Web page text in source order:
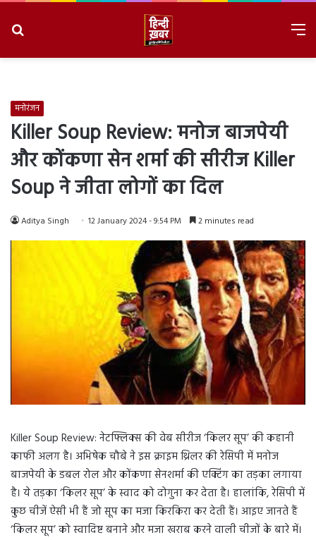
मनोरंजन
Killer Soup Review: मनोज बाजपेयी
और कोंकणा सेन शर्मा की सीरीज Killer
Soup ने जीता लोगों का दिल
Aditya Singh 12 January 2024 - 9:54 PM 2 minutes read
Killer Soup Review: नेटफ्लिक्स की वेब सीरीज ‘किलर सूप’ की कहानी
काफी अलग है। अभिषेक चौबे ने इस क्राइम थ्रिलर की रेसिपी में मनोज
बाजपेयी के डबल रोल और कोंकणा सेनशर्मा की एक्टिंग का तड़का लगाया
है। ये तड़का ‘किलर सूप’ के स्वाद को दोगुना कर देता है। हालांकि, रेसिपी में
कुछ चीजें ऐसी भी हैं जो सूप का मजा किरकिरा कर देती हैं। आइए जानते हैं
‘किलर सूप’ को स्वादिष्ट बनाने और मजा खराब करने वाली चीजों के बारे में।